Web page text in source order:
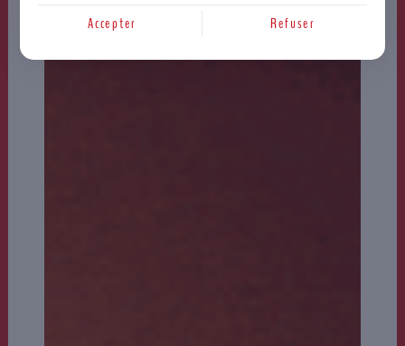
Accepter
Refuser